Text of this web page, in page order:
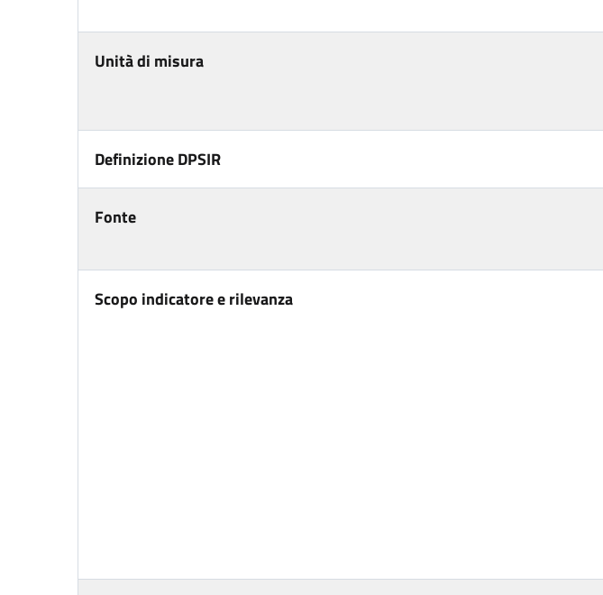
Unità di misura
Definizione DPSIR
Fonte
Scopo indicatore e rilevanza